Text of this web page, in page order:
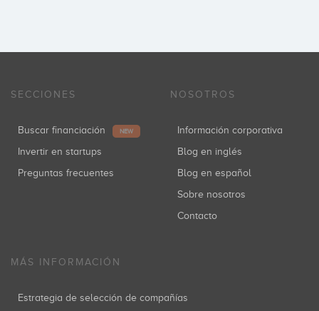
SECCIONES
Buscar financiación NEW
Invertir en startups
Preguntas frecuentes
NOSOTROS
Información corporativa
Blog en inglés
Blog en español
Sobre nosotros
Contacto
MÁS INFORMACIÓN
Estrategia de selección de compañías